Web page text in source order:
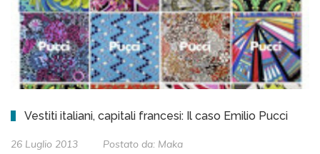
Vestiti italiani, capitali francesi: Il caso Emilio Pucci
26 Luglio 2013 Postato da: Maka